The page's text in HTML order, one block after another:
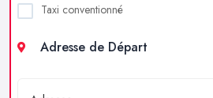
Taxi conventionné
Adresse de Départ